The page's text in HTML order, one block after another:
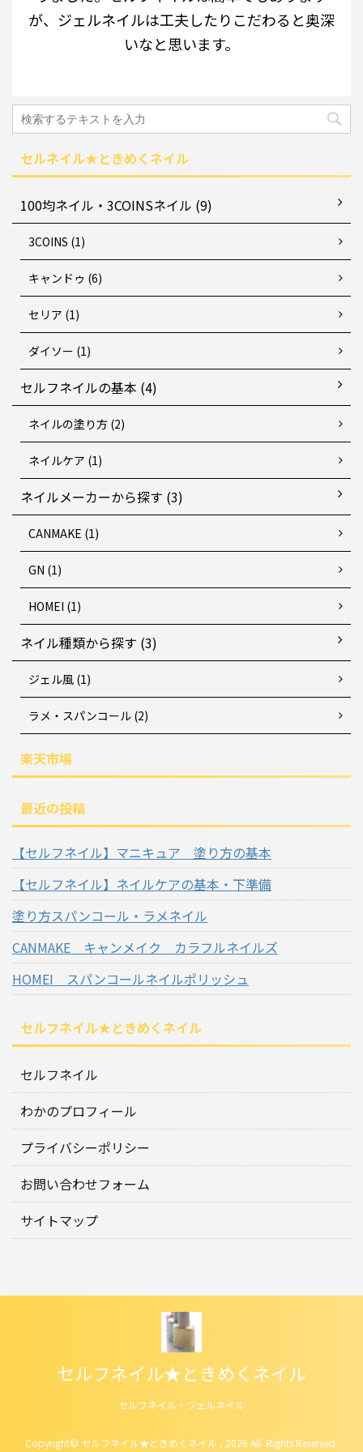
が、ジェルネイルは工夫したりこだわると奥深
いなと思います。
セルネイル★ときめくネイル
100均ネイル・3COINSネイル (9)
3COINS (1)
キャンドゥ (6)
セリア (1)
ダイソー (1)
セルフネイルの基本 (4)
ネイルの塗り方 (2)
ネイルケア (1)
ネイルメーカーから探す (3)
CANMAKE (1)
GN (1)
HOMEI (1)
ネイル種類から探す (3)
ジェル風 (1)
ラメ・スパンコール (2)
楽天市場
最近の投稿
【セルフネイル】マニキュア 塗り方の基本
【セルフネイル】ネイルケアの基本・下準備
塗り方スパンコール・ラメネイル
CANMAKE キャンメイク カラフルネイルズ
HOMEI スパンコールネイルポリッシュ
セルフネイル★ときめくネイル
セルフネイル
わかのプロフィール
プライバシーポリシー
お問い合わせフォーム
サイトマップ
セルフネイル★ときめくネイル
セルフネイル・ジェルネイル
Copyright© セルフネイル★ときめくネイル , 2026 All Rights Reserved.